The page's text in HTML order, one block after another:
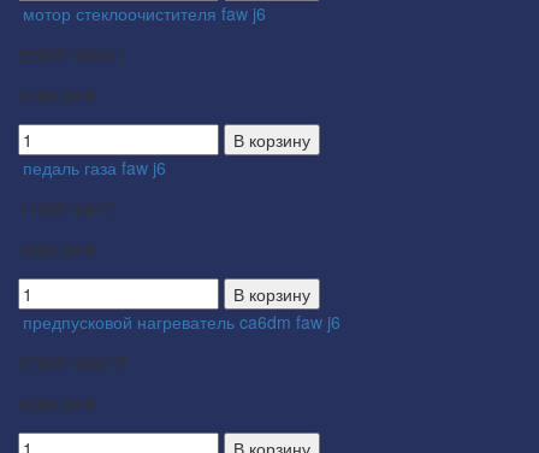
мотор стеклоочистителя faw j6
5205010AA01
2100.00 ₽
В корзину
педаль газа faw j6
1108010417
1950.00 ₽
В корзину
предпусковой нагреватель ca6dm faw j6
3750010A81D
4300.00 ₽